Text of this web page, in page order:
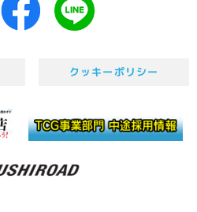
クッキーポリシー